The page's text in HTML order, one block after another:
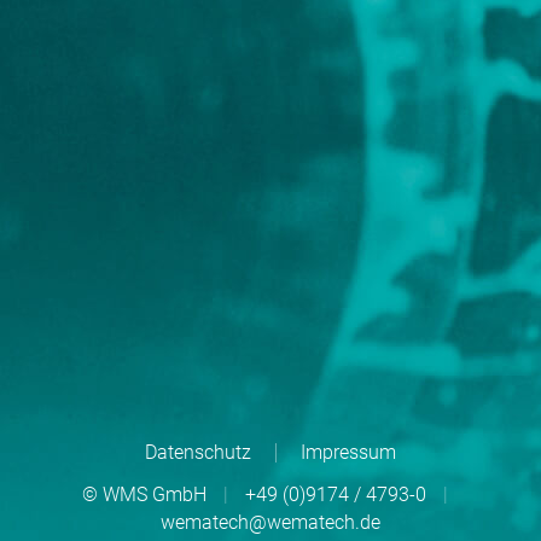
Datenschutz
Impressum
© WMS GmbH
| +49 (0)9174 / 4793-0
|
wematech@wematech.de